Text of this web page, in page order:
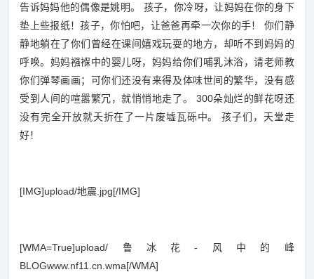
告诉妈妈他的偶像是姚明。 孩子，你冷呀，让妈妈在你的身下
垫上些报纸！孩子，你怕吧，让爸爸再牵一次你的手！ 你们静
静地躺在了你们曾经在课间嬉戏玩耍的地方，却听不到妈妈的
呼唤。妈妈襁褓中的婴儿呀，妈妈给你们哺乳沐浴，请老师教
你们弹琴画画；可你们还没有来得及体味世间的繁华，没有感
受到人间的喧嚣繁冗，就悄悄地走了。 300朵灿烂的鲜花呀还
没有完全开放就夭折在了一片废墟瓦砾中。 孩子们，天堂走
好！
[IMG]upload/地震.jpg[/IMG]
[WMA=True]upload/鲁冰花-风中的峰
BLOGwww.nf11.cn.wma[/WMA]